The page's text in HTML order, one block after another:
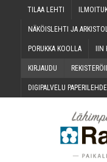
TILAA LEH­TI
NÄKÖIS­LEH­TI JA
PORUK­KA KOOLLA
KIR­JAU­DU
DIGI­PAL­VE­LU